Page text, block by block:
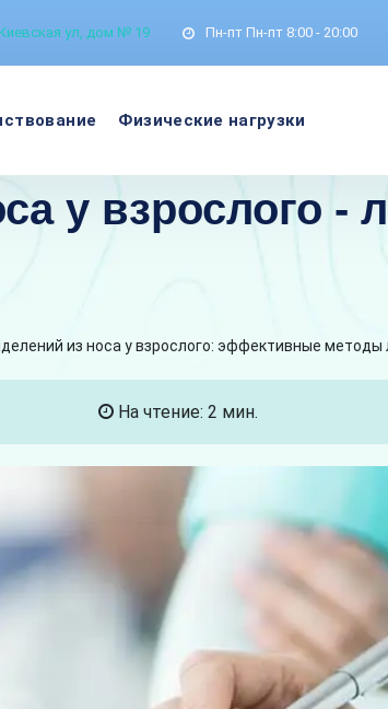
ул, дом № 19 Пн-пт Пн-пт 8:00 - 20:00
Физические нагрузки
у взрослого -
из носа у взрослого: эффективные методы
На чтение: 2 мин.